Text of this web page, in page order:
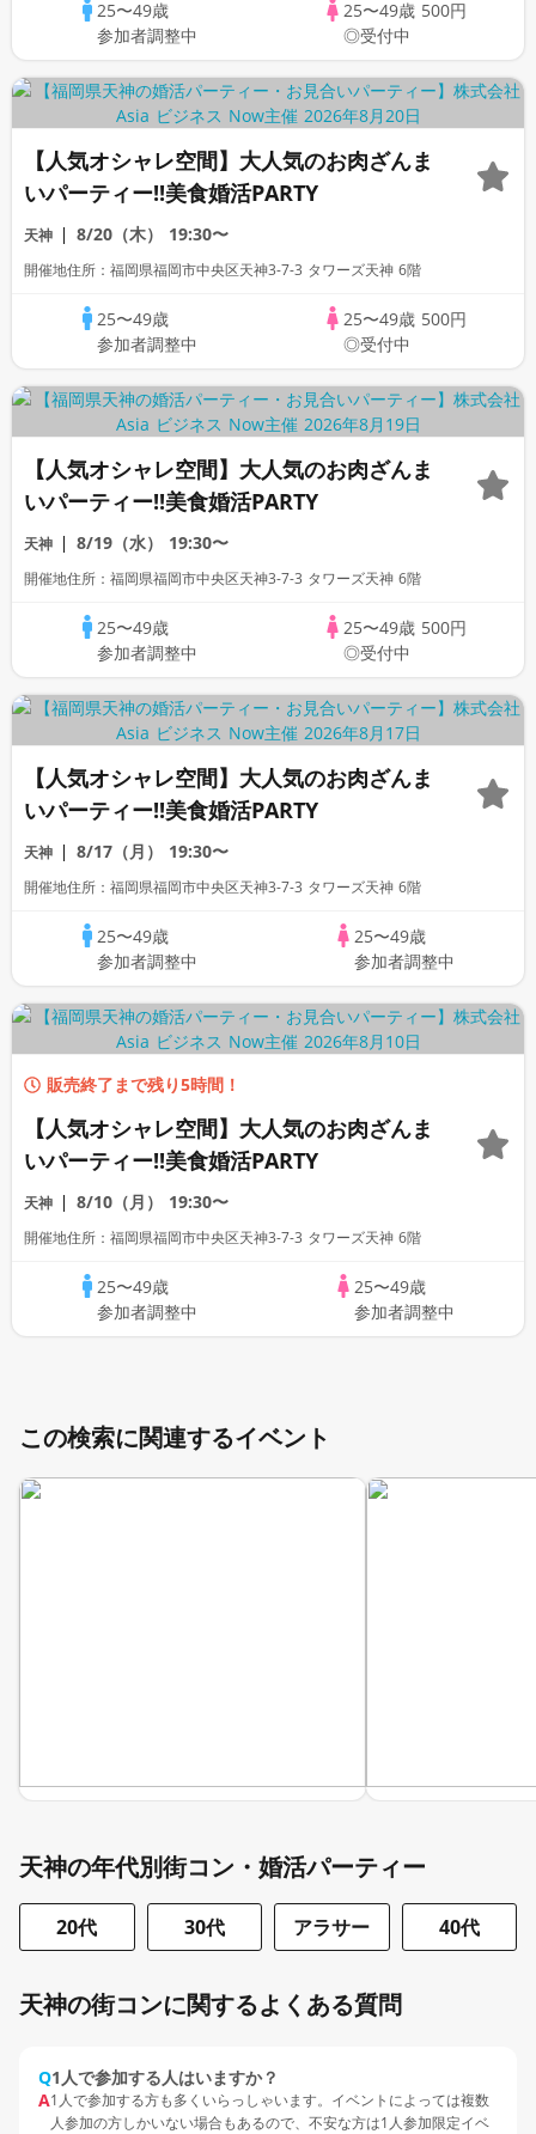
25〜49歳
参加者調整中
25〜49歳 500円
◎受付中
【人気オシャレ空間】大人気のお肉ざんま
いパーティー!!美食婚活PARTY
天神 8/20（木） 19:30〜
開催地住所：福岡県福岡市中央区天神3-7-3 タワーズ天神 6階
25〜49歳
参加者調整中
25〜49歳 500円
◎受付中
【人気オシャレ空間】大人気のお肉ざんま
いパーティー!!美食婚活PARTY
天神 8/19（水） 19:30〜
開催地住所：福岡県福岡市中央区天神3-7-3 タワーズ天神 6階
25〜49歳
参加者調整中
25〜49歳 500円
◎受付中
【人気オシャレ空間】大人気のお肉ざんま
いパーティー!!美食婚活PARTY
天神 8/17（月） 19:30〜
開催地住所：福岡県福岡市中央区天神3-7-3 タワーズ天神 6階
25〜49歳
参加者調整中
25〜49歳
参加者調整中
販売終了まで残り5時間！
【人気オシャレ空間】大人気のお肉ざんま
いパーティー!!美食婚活PARTY
天神 8/10（月） 19:30〜
開催地住所：福岡県福岡市中央区天神3-7-3 タワーズ天神 6階
25〜49歳
参加者調整中
25〜49歳
参加者調整中
この検索に関連するイベント
天神の年代別街コン・婚活パーティー
20代 30代 アラサー 40代
天神の街コンに関するよくある質問
Q1人で参加する人はいますか？
A1人で参加する方も多くいらっしゃいます。イベントによっては複数
人参加の方しかいない場合もあるので、不安な方は1人参加限定イベ